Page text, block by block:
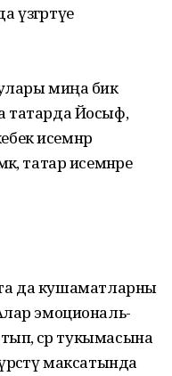
миңа бик
татарда Йосыф,
исемнәр
татар исемнәре
да кушаматларны
эмоциональ-
әсәр тукымасына
максатында